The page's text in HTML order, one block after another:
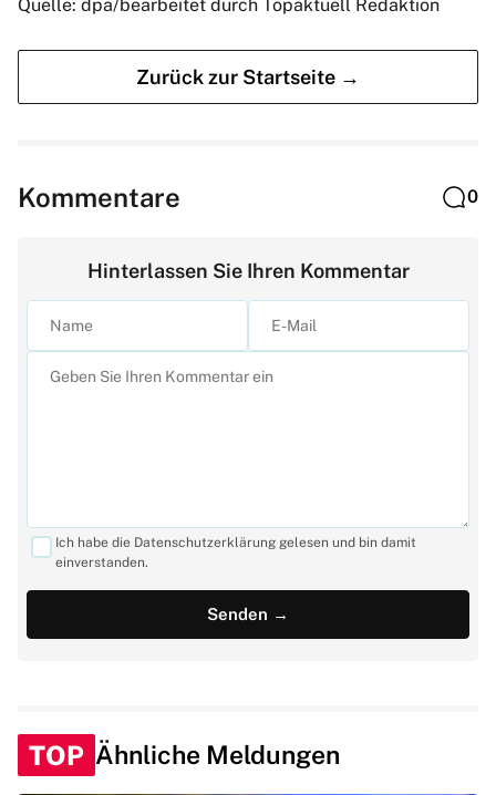
Quelle: dpa/bearbeitet durch Topaktuell Redaktion
Zurück zur Startseite →
Kommentare 0
Hinterlassen Sie Ihren Kommentar
Ich habe die Datenschutzerklärung gelesen und bin damit
einverstanden.
TOP Ähnliche Meldungen